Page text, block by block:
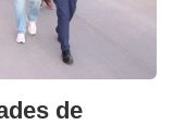
de